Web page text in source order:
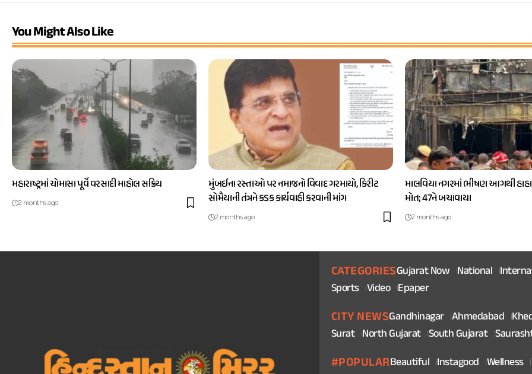
You Might Also Like
મહારાષ્ટ્રમાં ચોમાસા પૂર્વે વરસાદી માહોલ સક્રિય
2 months ago
મુંબઈના રસ્તાઓ પર નમાજનો વિવાદ ગરમાયો, કિરીટ
સોમૈયાની તંત્રને કડક કાર્યવાહી કરવાની માંગ
2 months ago
માલવિયા નગરમાં ભીષણ આગથી
મોત; 47ને બચાવાયા
2 months ago
CATEGORIESGujarat Now National
Sports Video Epaper
CITY NEWSGandhinagar Ahmedabad
Surat North Gujarat South Gujarat
#POPULARBeautiful Instagood Wellness